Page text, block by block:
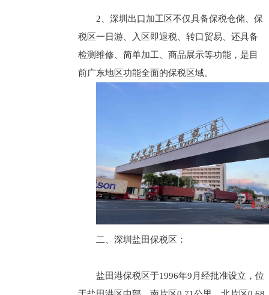
2、深圳出口加工区不仅具备保税仓储、保
税区一日游、入区即退税、转口贸易、还具备
检测维修、简单加工、商品展示等功能，是目
前广东地区功能全面的保税区域。
二、深圳盐田保税区：
盐田港保税区于1996年9月经批准设立，位